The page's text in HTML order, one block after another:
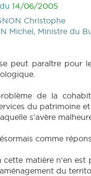
14/06/2005
Christophe
Michel, Ministre du
peut paraître pour
de la
du patrimoine
s'avère
comme
cette matière n'en est
du